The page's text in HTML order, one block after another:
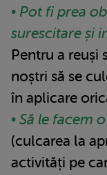
• Pot fi prea
surescitare și
Pentru a reuși
noștri să se
în aplicare
• Să le facem
(culcarea la
activități pe